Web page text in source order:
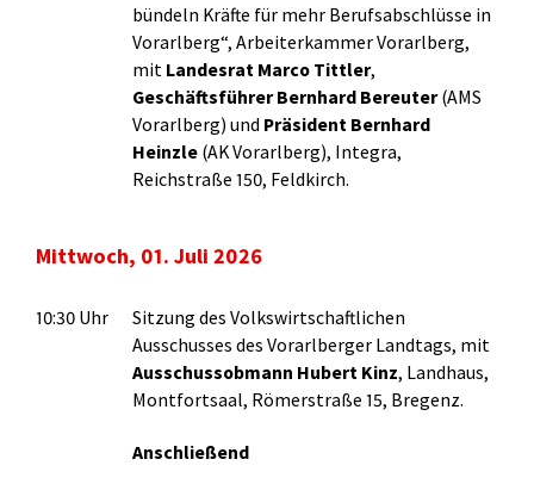
bündeln Kräfte für mehr Berufsabschlüsse in
Vorarlberg“, Arbeiterkammer Vorarlberg,
mit Landesrat Marco Tittler,
Geschäftsführer Bernhard Bereuter(AMS
Vorarlberg) und Präsident Bernhard
Heinzle (AK Vorarlberg), Integra,
Reichstraße 150, Feldkirch.
Mittwoch, 01. Juli 2026
10:30 Uhr
Sitzung des Volkswirtschaftlichen
Ausschusses des Vorarlberger Landtags, mit
Ausschussobmann Hubert Kinz, Landhaus,
Montfortsaal, Römerstraße 15, Bregenz.
Anschließend